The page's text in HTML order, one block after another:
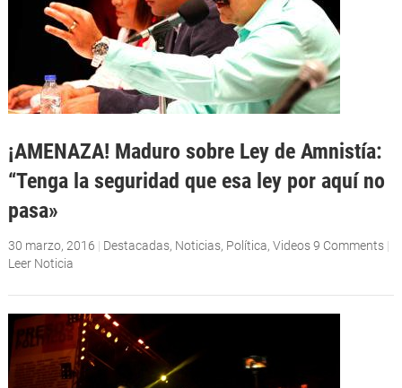
¡AMENAZA! Maduro sobre Ley de Amnistía:
“Tenga la seguridad que esa ley por aquí no
pasa»
30 marzo, 2016 | Destacadas, Noticias, Política, Videos 9 Comments |
Leer Noticia